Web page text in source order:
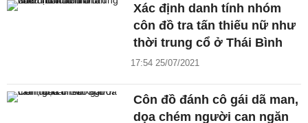
Xác định danh tính nhóm
côn đồ tra tấn thiếu nữ như
thời trung cổ ở Thái Bình
17:54 25/07/2021
Côn đồ đánh cô gái dã man,
dọa chém người can ngăn